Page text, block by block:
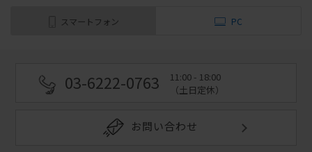
スマートフォン PC
03-6222-0763
11:00 - 18:00
（土日定休）
お問い合わせ